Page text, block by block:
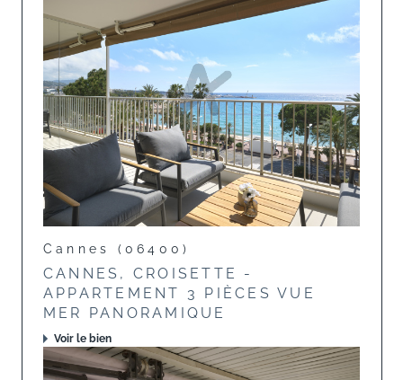
Cannes (06400)
CANNES, CROISETTE -
APPARTEMENT 3 PIÈCES VUE
MER PANORAMIQUE
Voir le bien